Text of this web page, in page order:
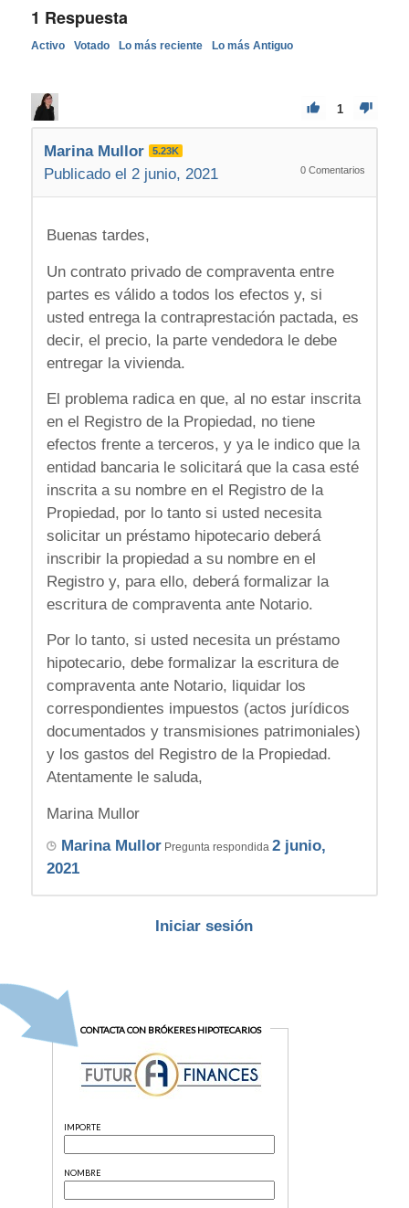
1 Respuesta
Activo Votado Lo más reciente Lo más Antiguo
1
Marina Mullor 5.23K
Publicado el 2 junio, 2021 0 Comentarios
Buenas tardes,
Un contrato privado de compraventa entre
partes es válido a todos los efectos y, si
usted entrega la contraprestación pactada, es
decir, el precio, la parte vendedora le debe
entregar la vivienda.
El problema radica en que, al no estar inscrita
en el Registro de la Propiedad, no tiene
efectos frente a terceros, y ya le indico que la
entidad bancaria le solicitará que la casa esté
inscrita a su nombre en el Registro de la
Propiedad, por lo tanto si usted necesita
solicitar un préstamo hipotecario deberá
inscribir la propiedad a su nombre en el
Registro y, para ello, deberá formalizar la
escritura de compraventa ante Notario.
Por lo tanto, si usted necesita un préstamo
hipotecario, debe formalizar la escritura de
compraventa ante Notario, liquidar los
correspondientes impuestos (actos jurídicos
documentados y transmisiones patrimoniales)
y los gastos del Registro de la Propiedad.
Atentamente le saluda,
Marina Mullor
Marina MullorPregunta respondida 2 junio,
2021
Iniciar sesión